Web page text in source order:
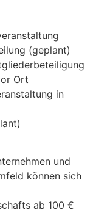
(geplant)
Ort
in
und
können sich
ab 100 €